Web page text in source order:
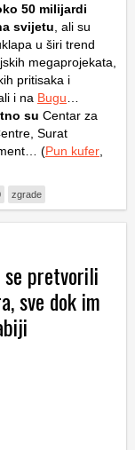
50 milijardi
svijetu , ali su
u širi trend
megaprojekata,
pritisaka i
i na Bugu
su Centar za
Surat
(Pun kufer
zgrade
se pretvorili
sve dok im